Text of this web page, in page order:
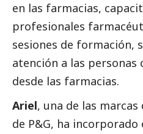
en las farmacias,
profesionales
sesiones de formación,
atención a las personas
desde las farmacias.
Ariel, una de las
de P&G, ha incorporado